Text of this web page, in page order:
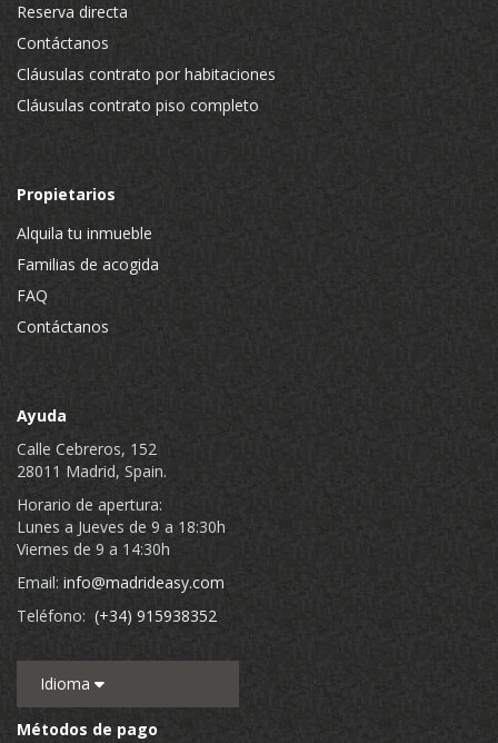
Reserva directa
Contáctanos
Cláusulas contrato por habitaciones
Cláusulas contrato piso completo
Propietarios
Alquila tu inmueble
Familias de acogida
FAQ
Contáctanos
Ayuda
Calle Cebreros, 152
28011 Madrid, Spain.
Horario de apertura:
Lunes a Jueves de 9 a 18:30h
Viernes de 9 a 14:30h
Email: info@madrideasy.com
Teléfono: (+34) 915938352
Idioma
Métodos de pago